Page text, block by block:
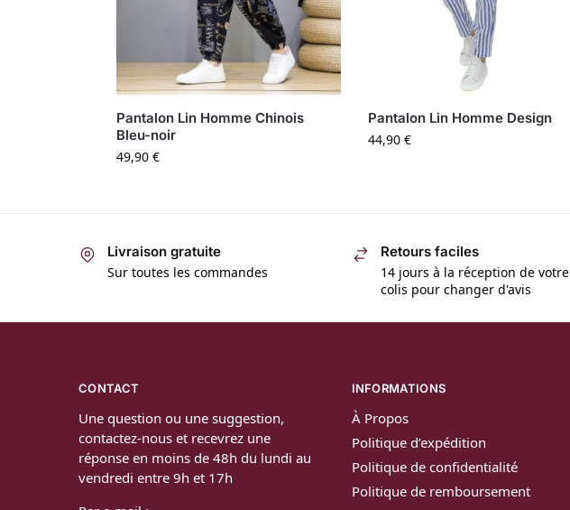
Pantalon Lin Homme Chinois
Bleu-noir
49,90 €
Pantalon Lin Homme Design
44,90 €
Livraison gratuite
Sur toutes les commandes
Retours faciles
14 jours à la réception de votre
colis pour changer d'avis
CONTACT
Une question ou une suggestion,
contactez-nous et recevrez une
réponse en moins de 48h du lundi au
vendredi entre 9h et 17h
INFORMATIONS
À Propos
Politique d’expédition
Politique de confidentialité
Politique de remboursement